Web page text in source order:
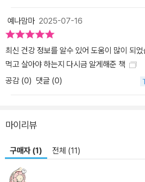
는 향과 식감, 색깔, 중추신경을 자극하는 쾌
영하고 있어서 현대를 살아가는 사람들이 먹
고 저자는 말한다. 하지만 이러한 발달은 비만
핍장애, 과잉행동, 자폐증, 알츠하이머병 같
지난 30~40년 동안 널리 퍼진 수많은 질환과
은 단순히 음식의 효과를 이야기하기보다는
있다. 건강하게 먹는 것이 결국 행복한 삶을 만든다 20년 경력의 의
사이자 ‘식욕 과학 전문가’가 말하는 어떻게 먹을 것인가 “맛있게 먹
으면 0칼로리” 맛있는 음식과 건강한 식단
인들이 주문처럼 외우는 말이다. 맛있는 음식
에 좋은 음식도 제대로 알고 섭취하고 싶다.
예나맘마 2025-07-16
최신 건강 정보를 알수 있어 도움이 많이 되었
먹고 살아야 하는지 다시금 알게해준 책
공감 (0) 댓글 (0)
마이리뷰
구매자 (1) 전체 (11)